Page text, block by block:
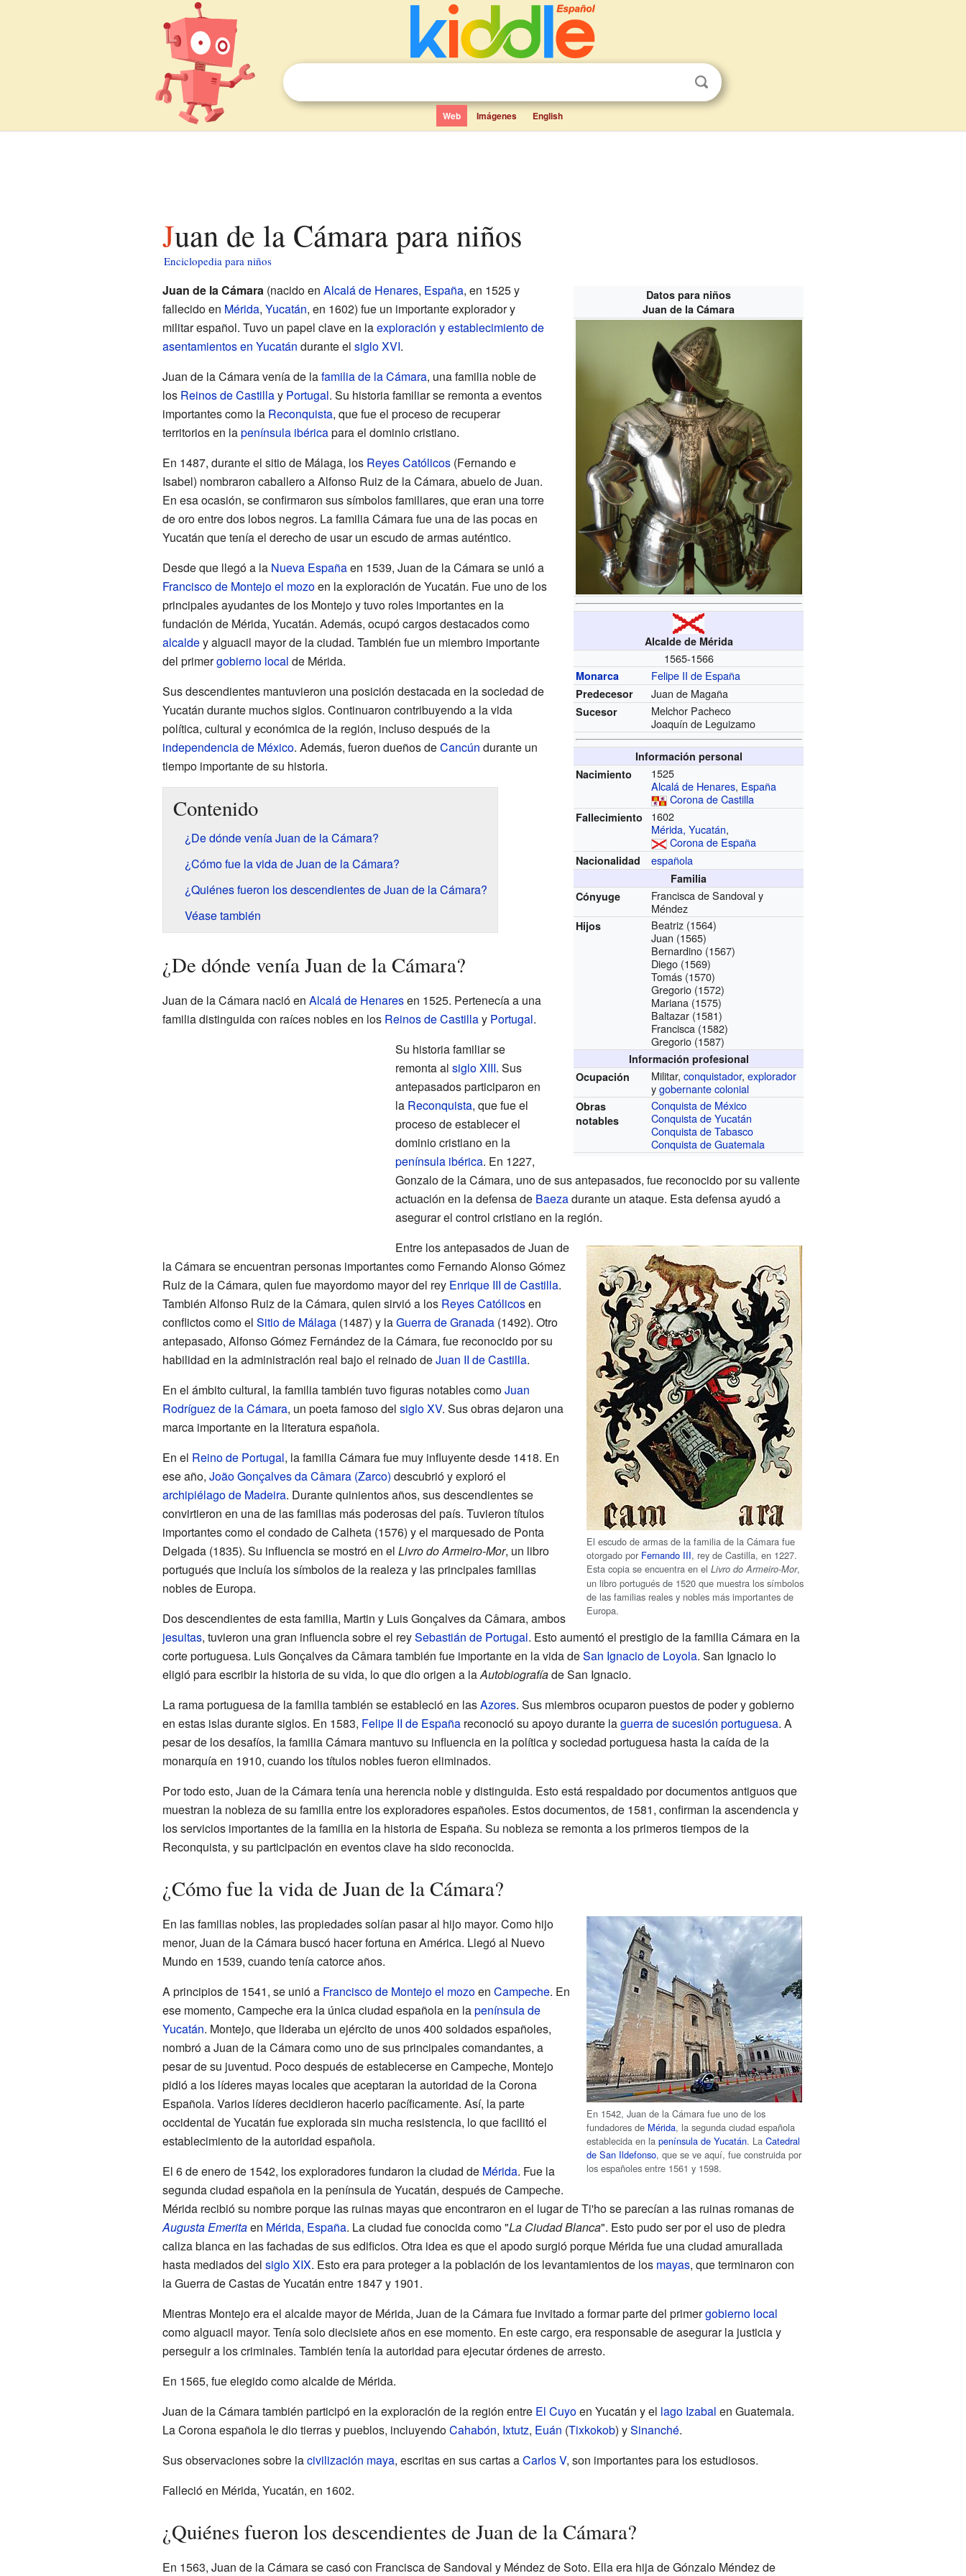
Web Imágenes English
Juan de la Cámara para niños
Enciclopedia para niños
Datos para niños
Juan de la Cámara
Alcalde de Mérida
1565-1566
Monarca Felipe II de España
Predecesor Juan de Magaña
Sucesor
Melchor Pacheco
Joaquín de Leguizamo
Información personal
Nacimiento
1525
Alcalá de Henares, España
Corona de Castilla
Fallecimiento
1602
Mérida, Yucatán,
Corona de España
Nacionalidad española
Familia
Cónyuge
Francisca de Sandoval y
Méndez
Hijos
Beatriz (1564)
Juan (1565)
Bernardino (1567)
Diego (1569)
Tomás (1570)
Gregorio (1572)
Mariana (1575)
Baltazar (1581)
Francisca (1582)
Gregorio (1587)
Información profesional
Ocupación
Militar,conquistador,explorador
ygobernante colonial
Obras
notables
Conquista de México
Conquista de Yucatán
Conquista de Tabasco
Conquista de Guatemala
Juan de la Cámara(nacido en Alcalá de Henares, España, en 1525 y
fallecido en Mérida, Yucatán, en 1602) fue un importante explorador y
militar español. Tuvo un papel clave en laexploración y establecimiento de
asentamientos en Yucatán durante el siglo XVI.
Juan de la Cámara venía de lafamilia de la Cámara, una familia noble de
los Reinos de Castillay Portugal. Su historia familiar se remonta a eventos
importantes como la Reconquista, que fue el proceso de recuperar
territorios en lapenínsula ibéricapara el dominio cristiano.
En 1487, durante el sitio de Málaga, los Reyes Católicos(Fernando e
Isabel) nombraron caballero a Alfonso Ruiz de la Cámara, abuelo de Juan.
En esa ocasión, se confirmaron sus símbolos familiares, que eran una torre
de oro entre dos lobos negros. La familia Cámara fue una de las pocas en
Yucatán que tenía el derecho de usar un escudo de armas auténtico.
Desde que llegó a la Nueva Españaen 1539, Juan de la Cámara se unió a
Francisco de Montejo el mozoen la exploración de Yucatán. Fue uno de los
principales ayudantes de los Montejo y tuvo roles importantes en la
fundación de Mérida, Yucatán. Además, ocupó cargos destacados como
alcaldey alguacil mayor de la ciudad. También fue un miembro importante
del primergobierno local de Mérida.
Sus descendientes mantuvieron una posición destacada en la sociedad de
Yucatán durante muchos siglos. Continuaron contribuyendo a la vida
política, cultural y económica de la región, incluso después de la
independencia de México. Además, fueron dueños deCancún durante un
tiempo importante de su historia.
Contenido
¿De dónde venía Juan de la Cámara?
¿Cómo fue la vida de Juan de la Cámara?
¿Quiénes fueron los descendientes de Juan de la Cámara?
Véase también
¿De dónde venía Juan de la Cámara?
Juan de la Cámara nació en Alcalá de Henaresen 1525. Pertenecía a una
familia distinguida con raíces nobles en los Reinos de Castillay Portugal.
Su historia familiar se
remonta al siglo XIII. Sus
antepasados participaron en
la Reconquista, que fue el
proceso de establecer el
dominio cristiano en la
península ibérica. En 1227,
Gonzalo de la Cámara, uno de sus antepasados, fue reconocido por su valiente
actuación en la defensa de Baezadurante un ataque. Esta defensa ayudó a
asegurar el control cristiano en la región.
El escudo de armas de la familia de la Cámara fue
otorgado por Fernando III, rey de Castilla, en 1227.
Esta copia se encuentra en elLivro do Armeiro-Mor,
un libro portugués de 1520 que muestra los símbolos
de las familias reales y nobles más importantes de
Europa.
Entre los antepasados de Juan de
la Cámara se encuentran personas importantes como Fernando Alonso Gómez
Ruiz de la Cámara, quien fue mayordomo mayor del rey Enrique III de Castilla.
También Alfonso Ruiz de la Cámara, quien sirvió a los Reyes Católicosen
conflictos como el Sitio de Málaga(1487) y laGuerra de Granada(1492). Otro
antepasado, Alfonso Gómez Fernández de la Cámara, fue reconocido por su
habilidad en la administración real bajo el reinado deJuan II de Castilla.
En el ámbito cultural, la familia también tuvo figuras notables comoJuan
Rodríguez de la Cámara, un poeta famoso del siglo XV. Sus obras dejaron una
marca importante en la literatura española.
En el Reino de Portugal, la familia Cámara fue muy influyente desde 1418. En
ese año, João Gonçalves da Câmara (Zarco) descubrió y exploró el
archipiélago de Madeira. Durante quinientos años, sus descendientes se
convirtieron en una de las familias más poderosas del país. Tuvieron títulos
importantes como el condado de Calheta (1576) y el marquesado de Ponta
Delgada (1835). Su influencia se mostró en el Livro do Armeiro-Mor, un libro
portugués que incluía los símbolos de la realeza y las principales familias
nobles de Europa.
Dos descendientes de esta familia, Martin y Luis Gonçalves da Câmara, ambos
jesuitas, tuvieron una gran influencia sobre el reySebastián de Portugal. Esto aumentó el prestigio de la familia Cámara en la
corte portuguesa. Luis Gonçalves da Câmara también fue importante en la vida deSan Ignacio de Loyola. San Ignacio lo
eligió para escribir la historia de su vida, lo que dio origen a laAutobiografíade San Ignacio.
La rama portuguesa de la familia también se estableció en lasAzores. Sus miembros ocuparon puestos de poder y gobierno
en estas islas durante siglos. En 1583, Felipe II de Españareconoció su apoyo durante laguerra de sucesión portuguesa. A
pesar de los desafíos, la familia Cámara mantuvo su influencia en la política y sociedad portuguesa hasta la caída de la
monarquía en 1910, cuando los títulos nobles fueron eliminados.
Por todo esto, Juan de la Cámara tenía una herencia noble y distinguida. Esto está respaldado por documentos antiguos que
muestran la nobleza de su familia entre los exploradores españoles. Estos documentos, de 1581, confirman la ascendencia y
los servicios importantes de la familia en la historia de España. Su nobleza se remonta a los primeros tiempos de la
Reconquista, y su participación en eventos clave ha sido reconocida.
¿Cómo fue la vida de Juan de la Cámara?
En 1542, Juan de la Cámara fue uno de los
fundadores de Mérida, la segunda ciudad española
establecida en lapenínsula de Yucatán. LaCatedral
de San Ildefonso, que se ve aquí, fue construida por
los españoles entre 1561 y 1598.
En las familias nobles, las propiedades solían pasar al hijo mayor. Como hijo
menor, Juan de la Cámara buscó hacer fortuna en América. Llegó al Nuevo
Mundo en 1539, cuando tenía catorce años.
A principios de 1541, se unió a Francisco de Montejo el mozoen Campeche. En
ese momento, Campeche era la única ciudad española en lapenínsula de
Yucatán. Montejo, que lideraba un ejército de unos 400 soldados españoles,
nombró a Juan de la Cámara como uno de sus principales comandantes, a
pesar de su juventud. Poco después de establecerse en Campeche, Montejo
pidió a los líderes mayas locales que aceptaran la autoridad de la Corona
Española. Varios líderes decidieron hacerlo pacíficamente. Así, la parte
occidental de Yucatán fue explorada sin mucha resistencia, lo que facilitó el
establecimiento de la autoridad española.
El 6 de enero de 1542, los exploradores fundaron la ciudad de Mérida. Fue la
segunda ciudad española en la península de Yucatán, después de Campeche.
Mérida recibió su nombre porque las ruinas mayas que encontraron en el lugar de Ti'ho se parecían a las ruinas romanas de
Augusta Emeritaen Mérida, España. La ciudad fue conocida como "La Ciudad Blanca". Esto pudo ser por el uso de piedra
caliza blanca en las fachadas de sus edificios. Otra idea es que el apodo surgió porque Mérida fue una ciudad amurallada
hasta mediados del siglo XIX. Esto era para proteger a la población de los levantamientos de los mayas, que terminaron con
la Guerra de Castas de Yucatán entre 1847 y 1901.
Mientras Montejo era el alcalde mayor de Mérida, Juan de la Cámara fue invitado a formar parte del primergobierno local
como alguacil mayor. Tenía solo diecisiete años en ese momento. En este cargo, era responsable de asegurar la justicia y
perseguir a los criminales. También tenía la autoridad para ejecutar órdenes de arresto.
En 1565, fue elegido como alcalde de Mérida.
Juan de la Cámara también participó en la exploración de la región entre El Cuyoen Yucatán y el lago Izabal en Guatemala.
La Corona española le dio tierras y pueblos, incluyendoCahabón, Ixtutz, Euán (Tixkokob) ySinanché.
Sus observaciones sobre lacivilización maya, escritas en sus cartas aCarlos V, son importantes para los estudiosos.
Falleció en Mérida, Yucatán, en 1602.
¿Quiénes fueron los descendientes de Juan de la Cámara?
En 1563, Juan de la Cámara se casó con Francisca de Sandoval y Méndez de Soto. Ella era hija de Gónzalo Méndez de